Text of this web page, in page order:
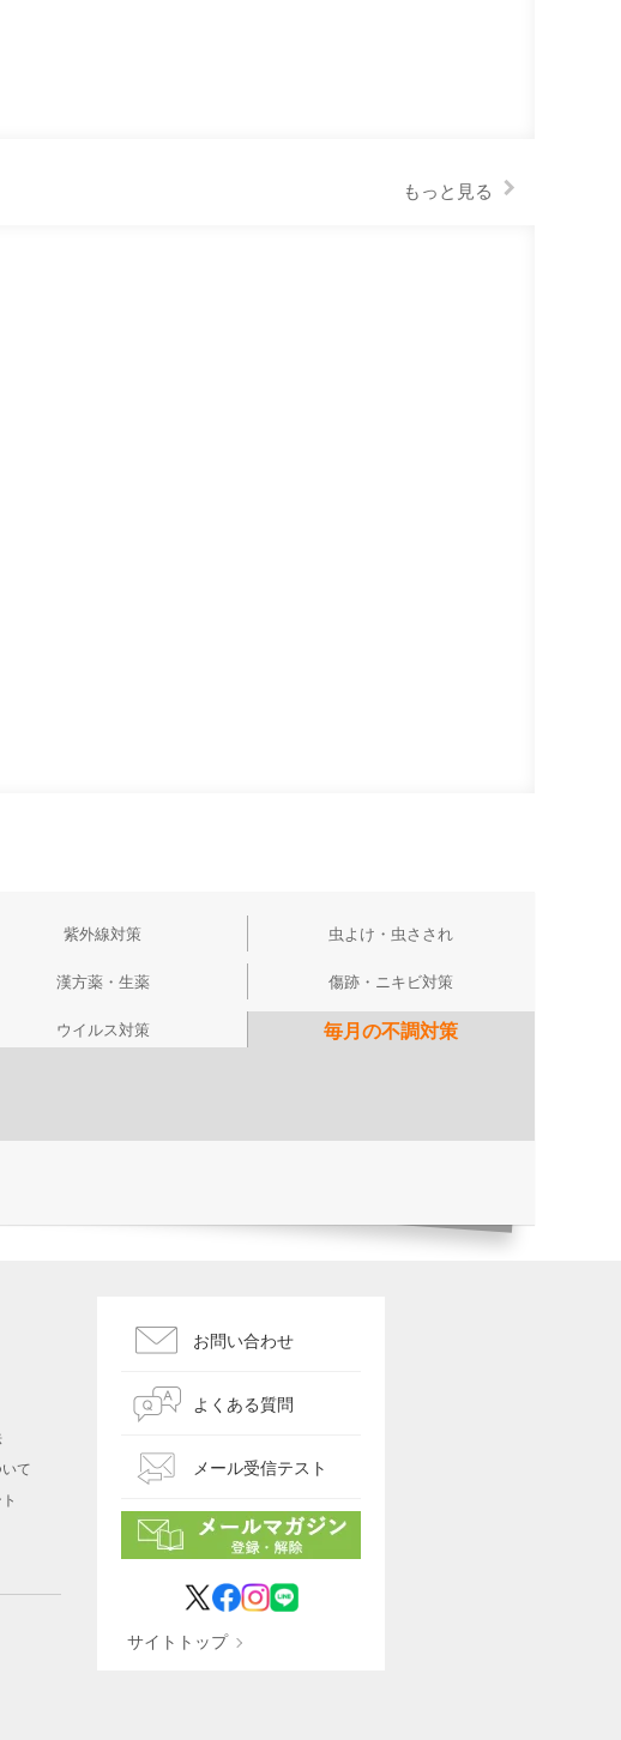
もっと見る
紫外線対策 虫よけ・虫さされ
漢方薬・生薬 傷跡・ニキビ対策
ウイルス対策 毎月の不調対策
て
お問い合わせ
よくある質問
メール受信テスト
サイトトップ